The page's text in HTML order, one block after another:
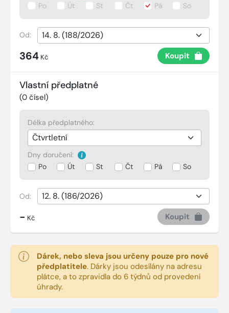
Po
Út St Čt Pá So
Od:
364 Kč Koupit
Vlastní předplatné
(0 čísel)
Délka předplatného:
Dny doručení:
Po
Út St Čt Pá So
Od:
- Kč Koupit
Dárek, nebo sleva jsou určeny pouze pro nové
předplatitele. Dárky jsou odesílány na adresu
plátce, a to zpravidla do 6 týdnů od provedení
úhrady.